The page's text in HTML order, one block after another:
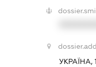
УКРАЇНА,